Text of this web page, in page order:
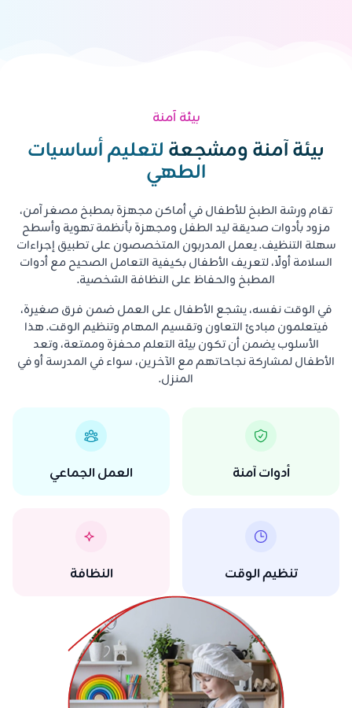
بيئة آمنة
بيئة آمنة ومشجعة لتعليم أساسيات
الطهي
تقام ورشة الطبخ للأطفال في أماكن مجهزة بمطبخ مصغر آمن،
مزود بأدوات صديقة ليد الطفل ومجهزة بأنظمة تهوية وأسطح
سهلة التنظيف. يعمل المدربون المتخصصون على تطبيق إجراءات
السلامة أولًا، لتعريف الأطفال بكيفية التعامل الصحيح مع أدوات
المطبخ والحفاظ على النظافة الشخصية.
في الوقت نفسه، يشجع الأطفال على العمل ضمن فرق صغيرة،
فيتعلمون مبادئ التعاون وتقسيم المهام وتنظيم الوقت. هذا
الأسلوب يضمن أن تكون بيئة التعلم محفزة وممتعة، وتعد
الأطفال لمشاركة نجاحاتهم مع الآخرين، سواء في المدرسة أو في
المنزل.
أدوات آمنة العمل الجماعي
تنظيم الوقت النظافة